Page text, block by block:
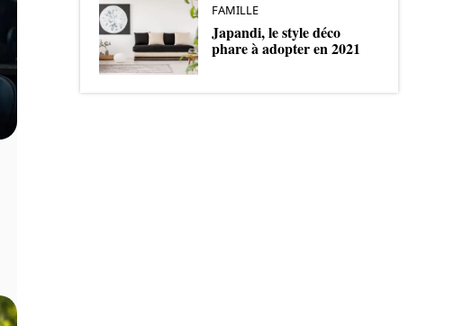
FAMILLE
Japandi, le style déco
phare à adopter en 2021